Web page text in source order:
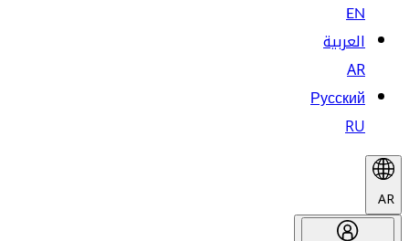
EN
العربية
AR
Русский
RU
AR